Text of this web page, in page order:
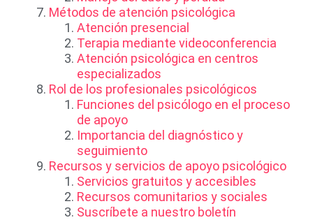
Métodos de atención psicológica
Atención presencial
Terapia mediante videoconferencia
Atención psicológica en centros
especializados
Rol de los profesionales psicológicos
Funciones del psicólogo en el proceso
de apoyo
Importancia del diagnóstico y
seguimiento
Recursos y servicios de apoyo psicológico
Servicios gratuitos y accesibles
Recursos comunitarios y sociales
Suscríbete a nuestro boletín